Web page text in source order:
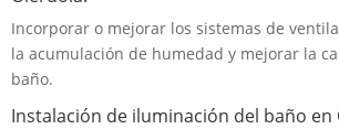
Incorporar o mejorar los sistemas de
la acumulación de humedad y mejorar la
baño.
Instalación de iluminación del baño en